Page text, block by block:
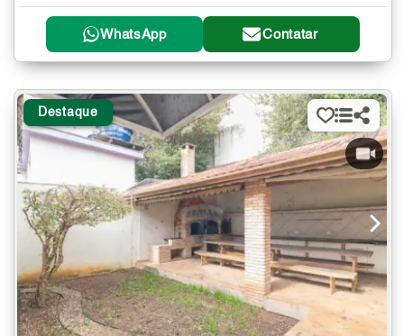
WhatsApp Contatar
Destaque